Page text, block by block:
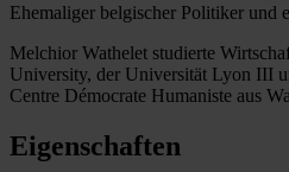
Ehemaliger belgischer Politiker und
Melchior Wathelet studierte
University, der Universität Lyon III
Centre Démocrate Humaniste aus
Eigenschaften